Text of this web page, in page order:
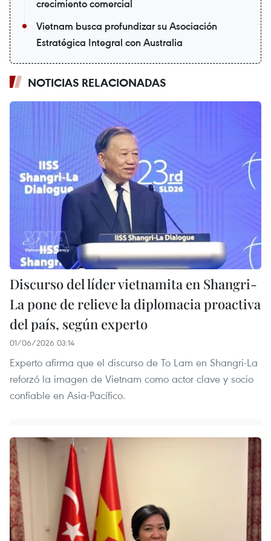
crecimiento comercial
Vietnam busca profundizar su Asociación
Estratégica Integral con Australia
NOTICIAS RELACIONADAS
Discurso del líder vietnamita en Shangri-
La pone de relieve la diplomacia proactiva
del país, según experto
01/06/2026 03:14
Experto afirma que el discurso de To Lam en Shangri-La
reforzó la imagen de Vietnam como actor clave y socio
confiable en Asia-Pacífico.